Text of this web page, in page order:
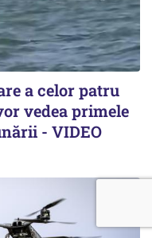
a celor patru
vedea primele
- VIDEO